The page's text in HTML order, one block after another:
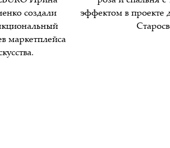
создали
маркетплейса
эффектом в проекте